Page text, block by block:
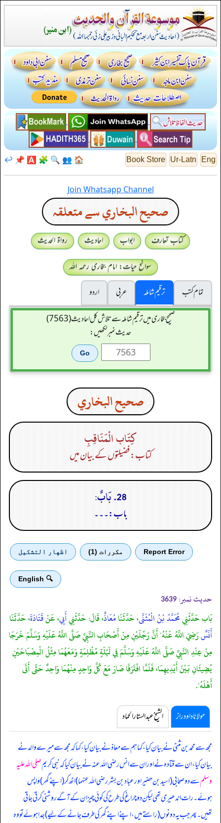
Eng
Ur-Latn
Book Store
🏠
👥
🔍
🧩
🅰️
📌
↩️
Join Whatsapp Channel
صحيح البخاري سے متعلقہ
کتاب تعارف ابواب احادیث
رواۃ الحدیث
سوانح حیات: امام بخاری رحمہ اللہ
تمام کتب
ترقیم شاملہ عربی
اردو
صحیح بخاری میں ترقیم شاملہ سے تلاش کل احادیث (7563)
حدیث نمبر لکھیں:
صحيح البخاري
كِتَاب الْمَنَاقِبِ
کتاب: فضیلتوں کے بیان میں
28. بَابٌ:
باب:۔۔۔
Report Error مكررات (1) اظهار التشكيل
🔍 English
حدیث نمبر: 3639
بَاب حَدَّثَنِيمُحَمَّدُ بْنُ الْمُثَنَّى، حَدَّثَنَامُعَاذٌ، قَالَ: حَدَّثَنِيأَبِي، عَنْقَتَادَةَ، حَدَّثَنَا
أَنَسٌرَضِيَ اللَّهُ عَنْهُ" أَنَّ رَجُلَيْنِ مِنْ أَصْحَابِ النَّبِيِّ صَلَّى اللَّهُ عَلَيْهِ وَسَلَّمَ خَرَجَا
مِنْ عِنْدِ النَّبِيِّ صَلَّى اللَّهُ عَلَيْهِ وَسَلَّمَ فِي لَيْلَةٍ مُظْلِمَةٍ وَمَعَهُمَا مِثْلُ الْمِصْبَاحَيْنِ
يُضِيئَانِ بَيْنَ أَيْدِيهِمَا، فَلَمَّا افْتَرَقَا صَارَ مَعَ كُلِّ وَاحِدٍ مِنْهُمَا وَاحِدٌ حَتَّى أَتَى
أَهْلَهُ".
مولانا داود راز الشیخ عبدالستار الحماد
مجھ سے محمد بن مثنیٰ نے بیان کیا، کہا ہم سے معاذ نے بیان کیا، کہا کہ مجھ سے میرے والد نے
بیان کیا، ان سے قتادہ نے اور ان سے انس رضی اللہ عنہ نے بیان کیا کہنبی کریمصلی اللہ علیہ
وسلمسے دو صحابی (اسید بن حضیر اور عباد بن بشر رضی اللہ عنہما) اٹھ کر (اپنے گھر) واپس
ہوئے۔ رات اندھیری تھی لیکن دو چراغ کی طرح کی کوئی چیز ان کے آگے روشنی کرتی جاتی
تھیں۔ پھر جب یہ دونوں (راستے میں، اپنے اپنے گھر کی طرف جانے کے لیے) جدا ہوئے تو وہ